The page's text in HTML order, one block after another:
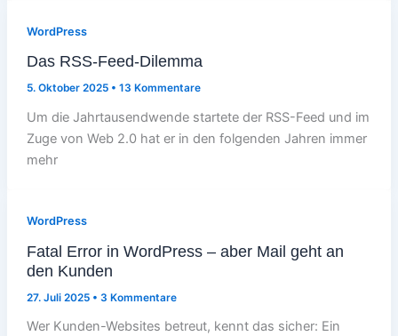
WordPress
Das RSS-Feed-Dilemma
5. Oktober 2025 • 13 Kommentare
Um die Jahrtausendwende startete der RSS-Feed und im
Zuge von Web 2.0 hat er in den folgenden Jahren immer
mehr
WordPress
Fatal Error in WordPress – aber Mail geht an
den Kunden
27. Juli 2025 • 3 Kommentare
Wer Kunden-Websites betreut, kennt das sicher: Ein